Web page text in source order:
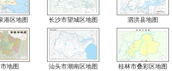
港区地图 长沙市望城区地图 泗洪县地图
地图 汕头市潮南区地图 桂林市叠彩区地图